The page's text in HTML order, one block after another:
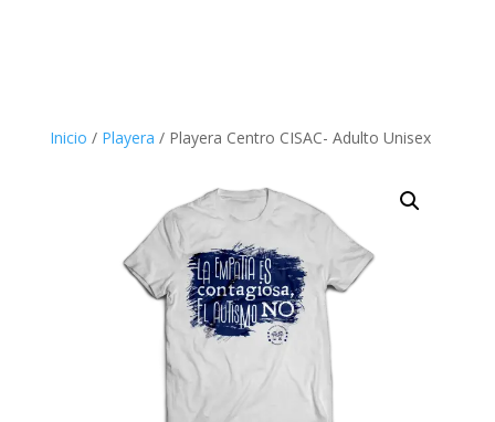
Inicio / Playera / Playera Centro CISAC- Adulto Unisex